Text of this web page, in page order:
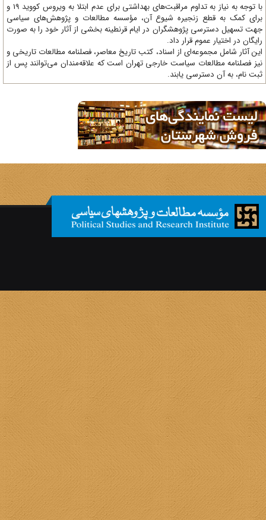
با توجه به نیاز به تداوم مراقبت‌های بهداشتی برای عدم ابتلا به ویروس کووید 19 و
کمک به قطع زنجیره شیوع آن، مؤسسه مطالعات و پژوهش‌های سیاسی
تسهیل دسترسی پژوهشگران در ایام قرنطینه بخشی از آثار خود را به صورت
در اختیار عموم قرار داد.
آثار شامل مجموعه‌ای از اسناد، کتب تاریخ معاصر، فصلنامه‌ مطالعات تاریخی و
فصلنامه مطالعات سیاست خارجی تهران است که علاقه‌مندان می‌توانند پس از
نام، به آن دسترسی یابند.